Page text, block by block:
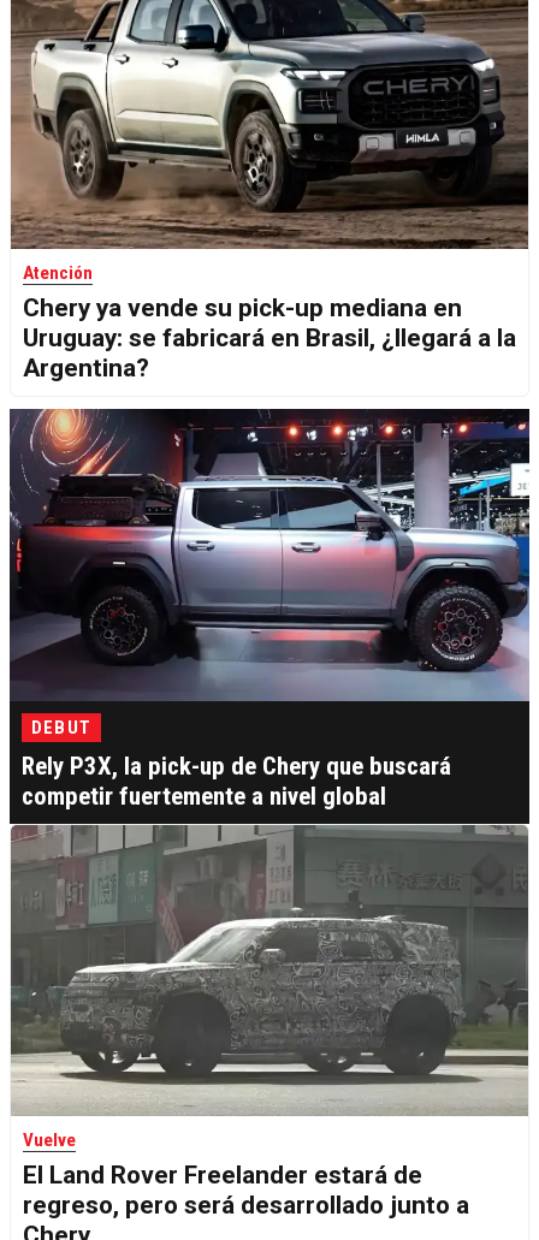
Atención
Chery ya vende su pick-up mediana en
Uruguay: se fabricará en Brasil, ¿llegará a la
Argentina?
DEBUT
Rely P3X, la pick-up de Chery que buscará
competir fuertemente a nivel global
Vuelve
El Land Rover Freelander estará de
regreso, pero será desarrollado junto a